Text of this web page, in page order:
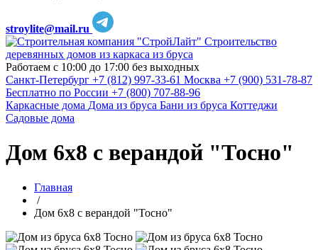
stroylite@mail.ru
Строительство
деревянных домов из каркаса из бруса
Работаем с 10:00 до 17:00 без выходных
Санкт-Петербург +7 (812) 997-33-61 Москва +7 (900) 531-78-87
Бесплатно по России +7 (800) 707-88-96
Каркасные дома Дома из бруса Бани из бруса Коттеджи
Садовые дома
Дом 6х8 с верандой "Тосно"
Главная
/
Дом 6х8 с верандой "Тосно"